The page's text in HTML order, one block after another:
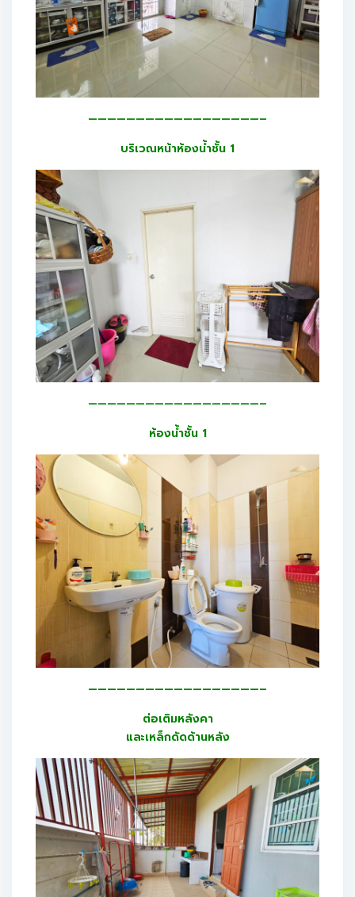
——————————————————–
บริเวณหน้าห้องน้ำชั้น 1
——————————————————–
ห้องน้ำชั้น 1
——————————————————–
ต่อเติมหลังคา
และเหล็กดัดด้านหลัง